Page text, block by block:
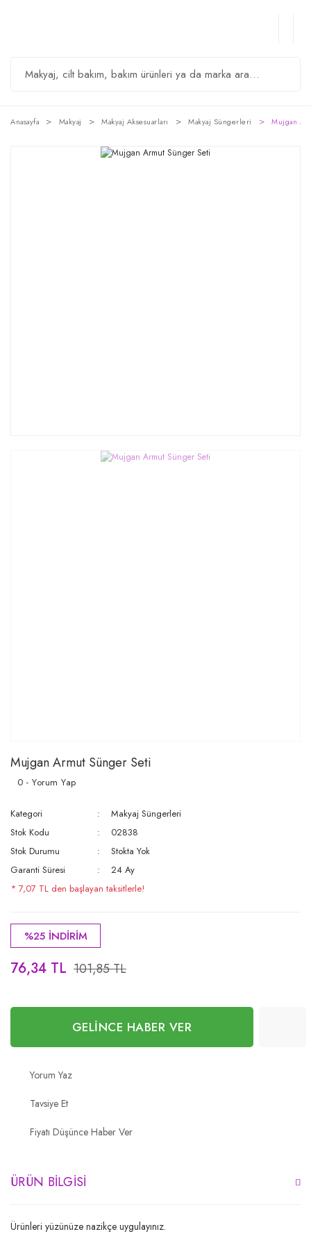
Anasayfa Makyaj Makyaj Aksesuarları Makyaj Süngerleri Mujgan
Mujgan Armut Sünger Seti
0 - Yorum Yap
Kategori
Makyaj Süngerleri
Stok Kodu
02838
Stok Durumu
Stokta Yok
Garanti Süresi
24 Ay
* 7,07 TL den başlayan taksitlerle!
%25 İNDİRİM
76,34 TL 101,85 TL
GELİNCE HABER VER
Yorum Yaz
Tavsiye Et
Fiyatı Düşünce Haber Ver
ÜRÜN BILGISI
Ürünleri yüzünüze nazikçe uygulayınız.